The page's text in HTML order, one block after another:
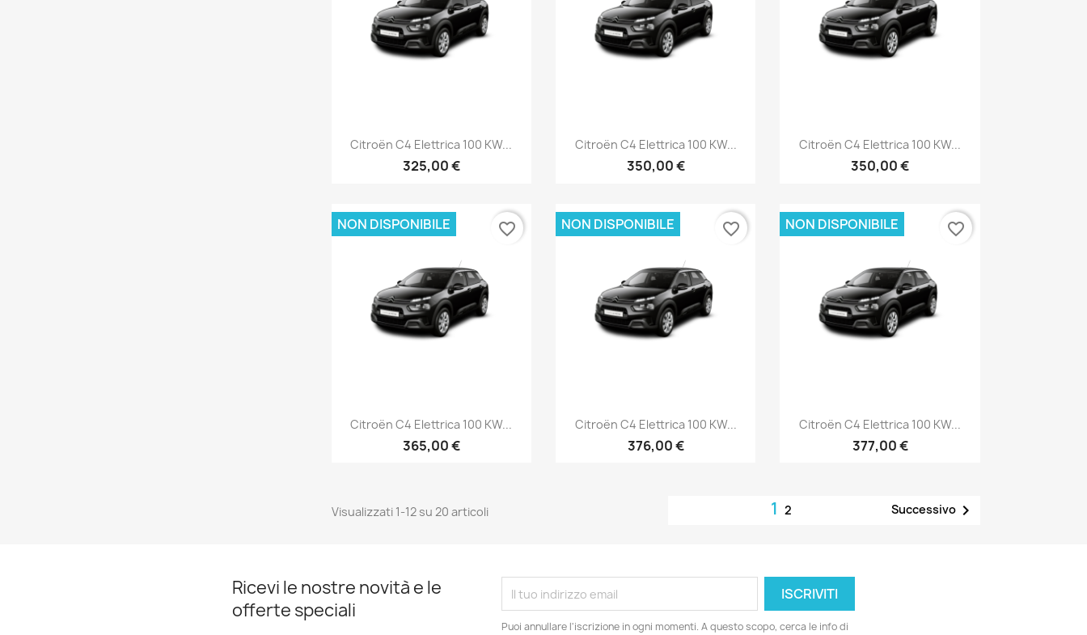
Anteprima
Citroën C4 Elettrica 100 KW...
325,00 €
Anteprima
Citroën C4 Elettrica 100 KW...
350,00 €
Anteprima
Citroën C4 Elettrica 100 KW...
350,00 €
Anteprima
Citroën C4 Elettrica 100 KW...
365,00 €
NON DISPONIBILE favorite_border
Anteprima
Citroën C4 Elettrica 100 KW...
376,00 €
NON DISPONIBILE favorite_border
Anteprima
Citroën C4 Elettrica 100 KW...
377,00 €
NON DISPONIBILE favorite_border
Visualizzati 1-12 su 20 articoli 1 2 Successivo
Ricevi le nostre novità e le
offerte speciali
Puoi annullare l'iscrizione in ogni momenti. A questo scopo, cerca le info di